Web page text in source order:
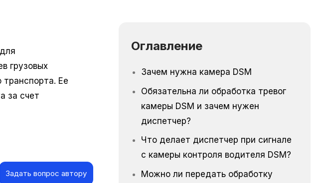
грузовых
Ее
за счет
Задать вопрос автору
Оглавление
Зачем нужна камера DSM
Обязательна ли обработка тревог
камеры DSM и зачем нужен
диспетчер?
Что делает диспетчер при сигнале
с камеры контроля водителя DSM?
Можно ли передать обработку